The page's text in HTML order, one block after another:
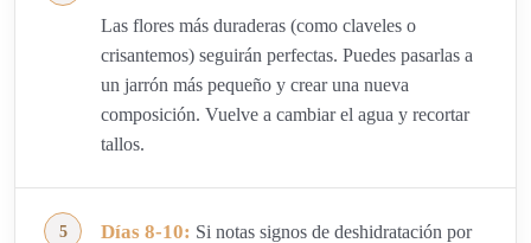
Las flores más duraderas (como claveles o
crisantemos) seguirán perfectas. Puedes pasarlas a
un jarrón más pequeño y crear una nueva
composición. Vuelve a cambiar el agua y recortar
tallos.
Días 8-10: Si notas signos de deshidratación por